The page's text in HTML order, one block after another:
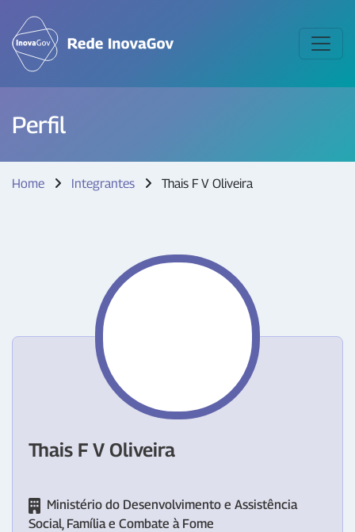
Perfil
Home Integrantes Thais F V Oliveira
Thais F V Oliveira
Ministério do Desenvolvimento e Assistência
Social, Família e Combate à Fome